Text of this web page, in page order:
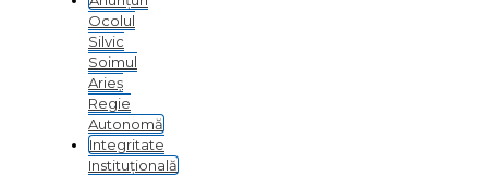
Ocolul
Silvic
Soimul
Arieș
Regie
Autonomă
Integritate
Instituțională